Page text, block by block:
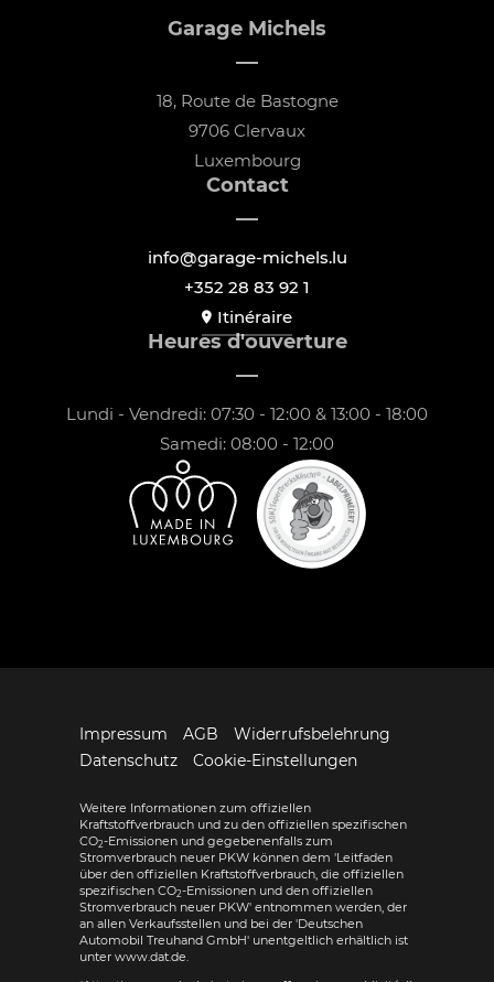
Garage Michels
18, Route de Bastogne
9706 Clervaux
Luxembourg
Contact
info@garage-michels.lu
+352 28 83 92 1
Itinéraire
Heures d'ouverture
Lundi - Vendredi: 07:30 - 12:00 & 13:00 - 18:00
Samedi: 08:00 - 12:00
Impressum AGB
Widerrufsbelehrung
Datenschutz
Cookie-Einstellungen
Weitere Informationen zum offiziellen
Kraftstoffverbrauch und zu den offiziellen spezifischen
CO2-Emissionen und gegebenenfalls zum
Stromverbrauch neuer PKW können dem 'Leitfaden
über den offiziellen Kraftstoffverbrauch, die offiziellen
spezifischen CO2-Emissionen und den offiziellen
Stromverbrauch neuer PKW' entnommen werden, der
an allen Verkaufsstellen und bei der 'Deutschen
Automobil Treuhand GmbH' unentgeltlich erhältlich ist
unter www.dat.de.